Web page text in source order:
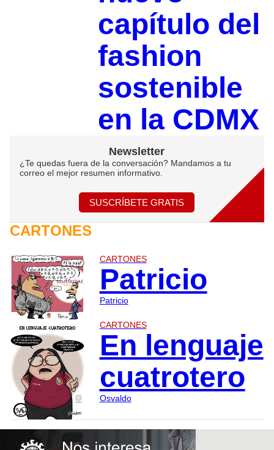
capítulo del
fashion
sostenible
en la CDMX
Newsletter
¿Te quedas fuera de la conversación? Mandamos a tu
correo el mejor resumen informativo.
SUSCRÍBETE GRATIS
CARTONES
CARTONES
Patricio
Patricio
CARTONES
En lenguaje
cuatrotero
Osvaldo